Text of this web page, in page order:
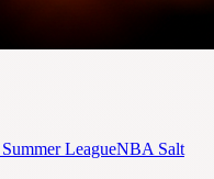
LeagueNBA Salt